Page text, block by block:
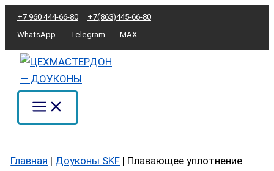
Перейти
содержимому
+7 960 444-66-80
+7(863)445-66-80
WhatsApp
Telegram MAX
Главная | Доуконы SKF | Плавающее уплотнение
Количество
Плавающее
уплотнение
(доукон)
CR
54000
SKF